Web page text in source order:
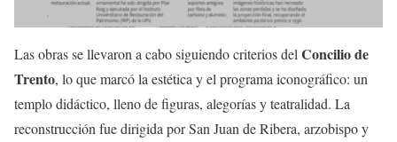
Las obras se llevaron a cabo siguiendo criterios del Concilio de
Trento, lo que marcó la estética y el programa iconográfico: un
templo didáctico, lleno de figuras, alegorías y teatralidad. La
reconstrucción fue dirigida por San Juan de Ribera, arzobispo y